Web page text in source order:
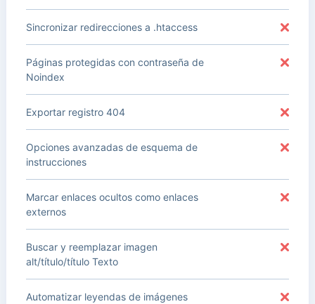
Sincronizar redirecciones a .htaccess
Páginas protegidas con contraseña de
Noindex
Exportar registro 404
Opciones avanzadas de esquema de
instrucciones
Marcar enlaces ocultos como enlaces
externos
Buscar y reemplazar imagen
alt/título/título Texto
Automatizar leyendas de imágenes